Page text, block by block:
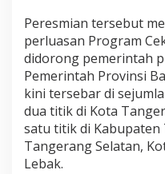
s
e
h
a
t
a
n
M
e
r
Peresmian tersebut
perluasan Program
didorong pemerintah
Pemerintah Provinsi
kini tersebar di
dua titik di Kota
satu titik di Kabupaten
Tangerang Selatan,
Lebak.